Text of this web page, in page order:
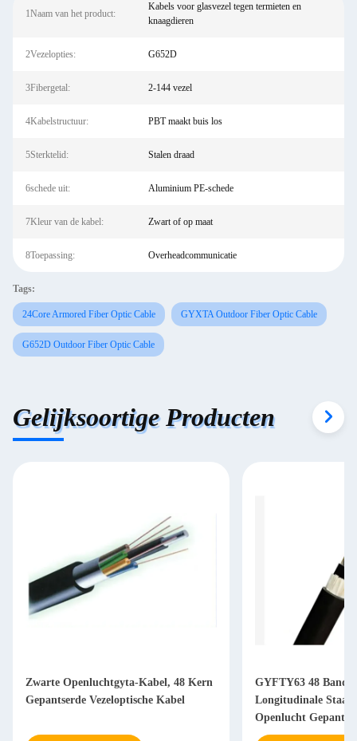
1Naam van het product:
Kabels voor glasvezel tegen termieten en
knaagdieren
2Vezelopties: G652D
3Fibergetal: 2-144 vezel
4Kabelstructuur: PBT maakt buis los
5Sterktelid: Stalen draad
6schede uit: Aluminium PE-schede
7Kleur van de kabel: Zwart of op maat
8Toepassing: Overheadcommunicatie
Tags:
24Core Armored Fiber Optic Cable GYXTA Outdoor Fiber Optic Cable
G652D Outdoor Fiber Optic Cable
Gelijksoortige Producten
Zwarte Openluchtgyta-Kabel, 48 Kern
Gepantserde Vezeloptische Kabel
GYFTY63 48 Band
Longitudinale Staal
Openlucht